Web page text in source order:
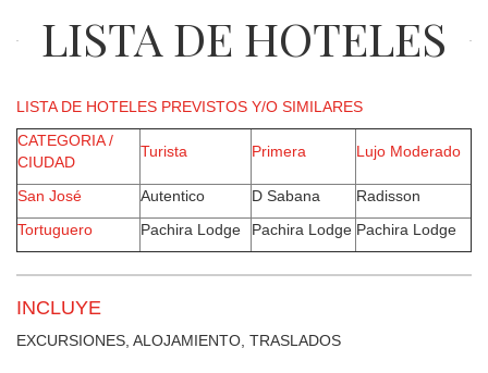
LISTA DE HOTELES
LISTA DE HOTELES PREVISTOS Y/O SIMILARES
CATEGORIA /
CIUDAD
Turista Primera Lujo Moderado
San José Autentico D Sabana
Radisson
Tortuguero
Pachira Lodge Pachira Lodge Pachira Lodge
INCLUYE
EXCURSIONES, ALOJAMIENTO, TRASLADOS